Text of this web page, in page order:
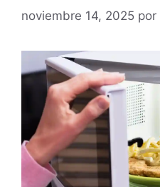
noviembre 14, 2025 por